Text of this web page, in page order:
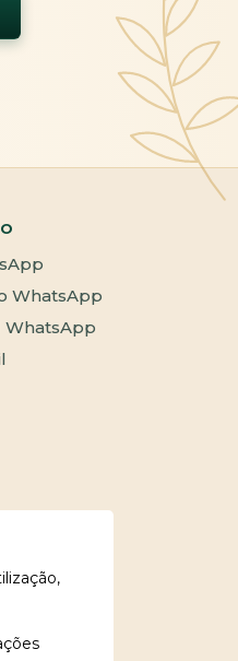
WhatsApp
WhatsApp